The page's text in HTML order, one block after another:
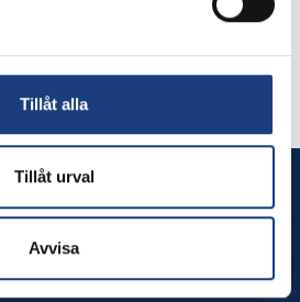
Tillåt alla
Tillåt urval
Avvisa
Nationella Stiftelse